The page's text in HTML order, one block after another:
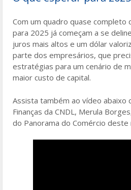
Com um quadro quase completo
para 2025 já começam a se
juros mais altos e um dólar
parte dos empresários, que
estratégias para um cenário de
maior custo de capital.
Assista também ao vídeo abaixo
Finanças da CNDL, Merula
do Panorama do Comércio deste